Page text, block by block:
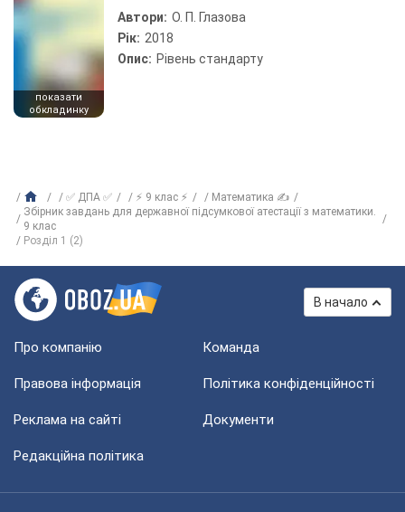
показати
обкладинку
Автори: О. П. Глазова
Рік: 2018
Опис: Рівень стандарту
✅ ДПА ✅ ⚡ 9 клас ⚡
Математика ✍
Збірник завдань для державної підсумкової атестації з математики.
9 клас
Розділ 1 (2)
В начало
Про компанію Команда
Правова інформація Політика конфіденційності
Реклама на сайті Документи
Редакційна політика